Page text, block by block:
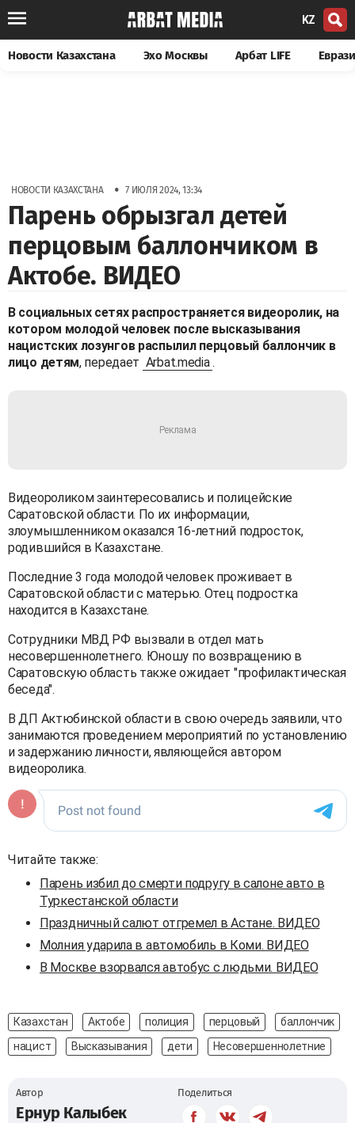
KZ
Новости Казахстана Эхо Москвы Арбат LIFE
НОВОСТИ КАЗАХСТАНА • 7 ИЮЛЯ 2024, 13:34
Парень обрызгал детей
перцовым баллончиком в
Актобе. ВИДЕО
В социальных сетях распространяется видеоролик, на
котором молодой человек после высказывания
нацистских лозунгов распылил перцовый баллончик в
лицо детям, передает Arbat.media .
Видеороликом заинтересовались и полицейские
Саратовской области. По их информации,
злоумышленником оказался 16-летний подросток,
родившийся в Казахстане.
Последние 3 года молодой человек проживает в
Саратовской области с матерью. Отец подростка
находится в Казахстане.
Сотрудники МВД РФ вызвали в отдел мать
несовершеннолетнего. Юношу по возвращению в
Саратовскую область также ожидает "профилактическая
беседа".
В ДП Актюбинской области в свою очередь заявили, что
занимаются проведением мероприятий по установлению
и задержанию личности, являющейся автором
видеоролика.
Читайте также:
Парень избил до смерти подругу в салоне авто в
Туркестанской области
Праздничный салют отгремел в Астане. ВИДЕО
Молния ударила в автомобиль в Коми. ВИДЕО
В Москве взорвался автобус с людьми. ВИДЕО
Казахстан Актобе полиция перцовый
баллончик
нацист
Высказывания дети Несовершеннолетние
Автор
Ернур Калыбек
Поделиться